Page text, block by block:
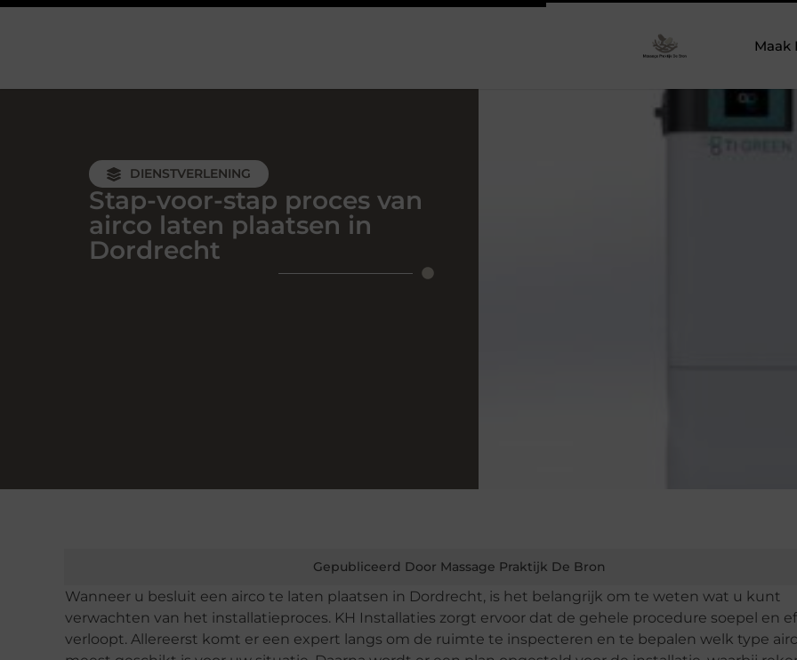
Maak
DIENSTVERLENING
Stap-voor-stap proces van
airco laten plaatsen in
Dordrecht
Gepubliceerd Door Massage Praktijk De Bron
Wanneer u besluit een airco te laten plaatsen in Dordrecht, is het belangrijk om te weten wat u kunt
verwachten van het installatieproces. KH Installaties zorgt ervoor dat de gehele procedure soepel en
verloopt. Allereerst komt er een expert langs om de ruimte te inspecteren en te bepalen welk type